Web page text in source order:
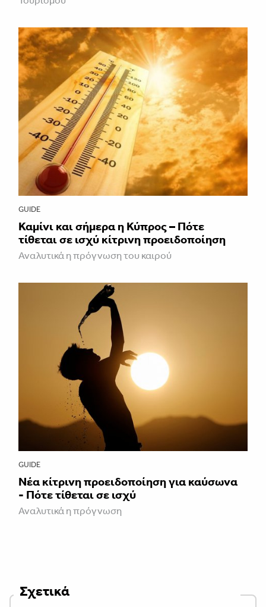
GUIDE
Καμίνι και σήμερα η Κύπρος – Πότε
τίθεται σε ισχύ κίτρινη προειδοποίηση
Αναλυτικά η πρόγνωση του καιρού
GUIDE
Νέα κίτρινη προειδοποίηση για καύσωνα
- Πότε τίθεται σε ισχύ
Αναλυτικά η πρόγνωση
Σχετικά